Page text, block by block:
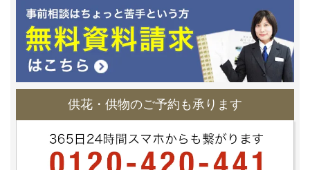
供花・供物のご予約も承ります